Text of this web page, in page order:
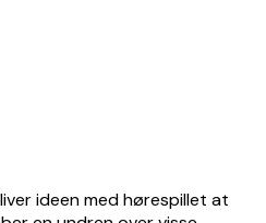
ideen med hørespillet at